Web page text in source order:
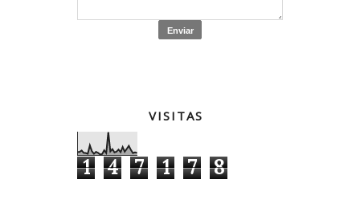
VISITAS
1 4 7 1 7 8